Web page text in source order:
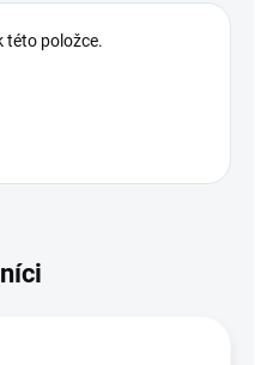
této položce.